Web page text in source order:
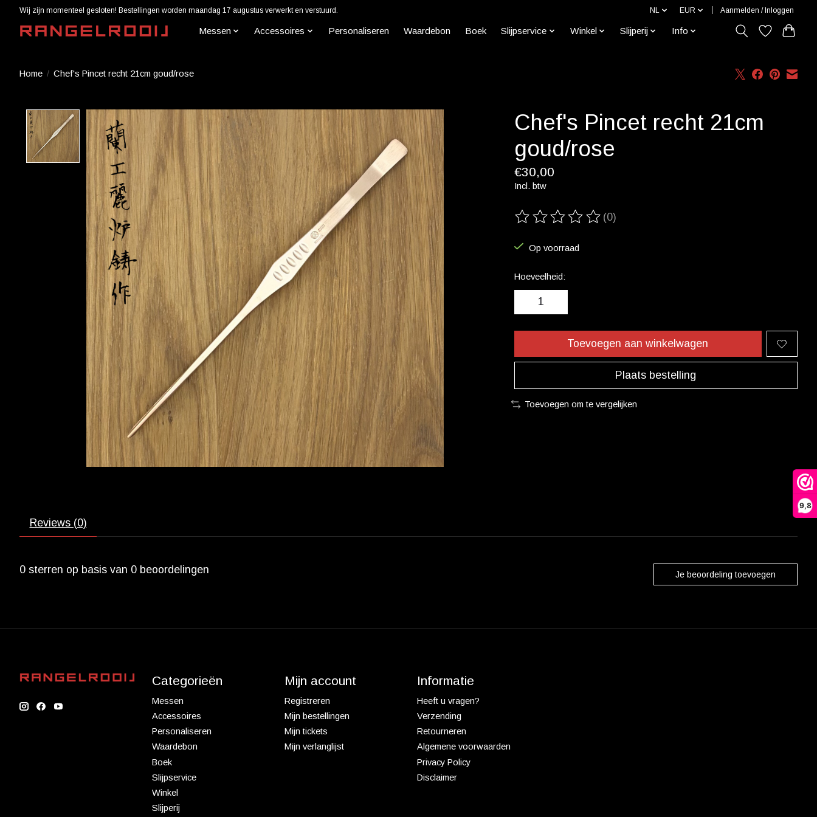
9,8
Wij zijn momenteel gesloten! Bestellingen worden maandag 17 augustus verwerkt en verstuurd. NL EUR Aanmelden / Inloggen
Messen Accessoires Personaliseren Waardebon Boek Slijpservice Winkel Slijperij Info
Home / Chef's Pincet recht 21cm goud/rose
Product image slideshow Items
Chef's Pincet recht 21cm
goud/rose
€30,00
Incl. btw
De beoordeling van dit product is
(0)
Op voorraad
Hoeveelheid:
Toevoegen aan winkelwagen
Plaats bestelling
Toevoegen om te vergelijken
Reviews (0)
0 sterren op basis van 0 beoordelingen Je beoordeling toevoegen
Categorieën
Messen
Accessoires
Personaliseren
Waardebon
Boek
Slijpservice
Winkel
Slijperij
Mijn account
Registreren
Mijn bestellingen
Mijn tickets
Mijn verlanglijst
Informatie
Heeft u vragen?
Verzending
Retourneren
Algemene voorwaarden
Privacy Policy
Disclaimer